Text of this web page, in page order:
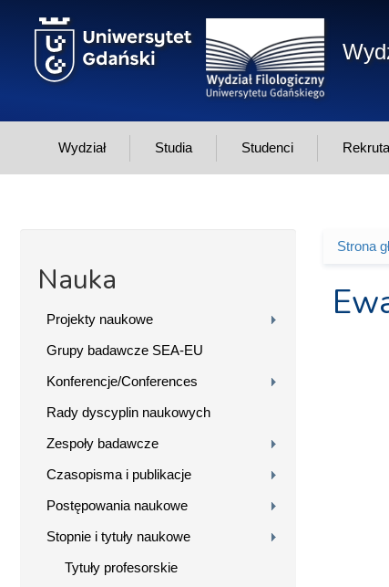
Wydział Studia Studenci
Nauka
Projekty naukowe
Grupy badawcze SEA-EU
Konferencje/Conferences
Rady dyscyplin naukowych
Zespoły badawcze
Czasopisma i publikacje
Postępowania naukowe
Stopnie i tytuły naukowe
Tytuły profesorskie
Strona